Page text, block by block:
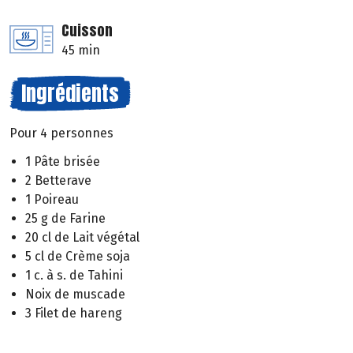
Cuisson
45 min
Ingrédients
Pour 4 personnes
1 Pâte brisée
2 Betterave
1 Poireau
25 g de Farine
20 cl de Lait végétal
5 cl de Crème soja
1 c. à s. de Tahini
Noix de muscade
3 Filet de hareng